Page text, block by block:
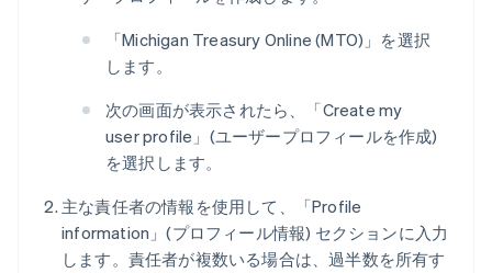
「Michigan Treasury Online (MTO)」を選択
します。
次の画面が表示されたら、「Create my
user profile」(ユーザープロフィールを作成)
を選択します。
主な責任者の情報を使用して、「Profile
information」(プロフィール情報) セクションに入力
します。責任者が複数いる場合は、過半数を所有す